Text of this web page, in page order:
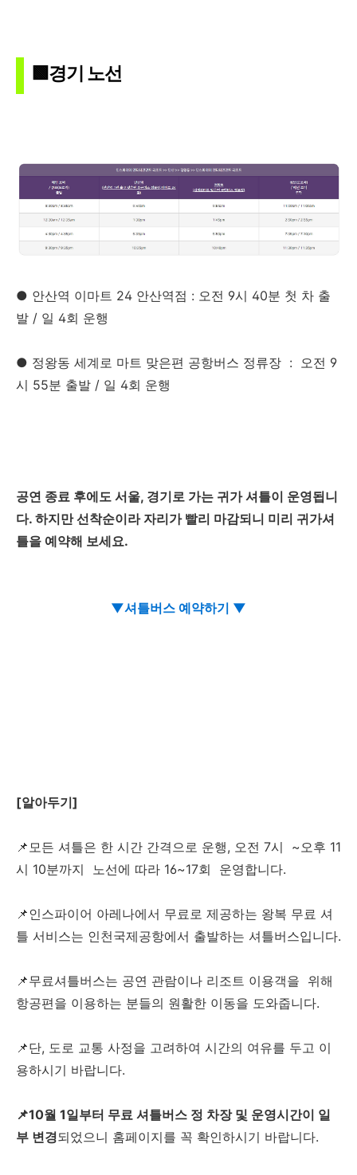
🟩경기 노선
● 안산역 이마트 24 안산역점 : 오전 9시 40분 첫 차 출
발 / 일 4회 운행
● 정왕동 세계로 마트 맞은편 공항버스 정류장 : 오전 9
시 55분 출발 / 일 4회 운행
공연 종료 후에도 서울, 경기로 가는 귀가 셔틀이 운영됩니
다. 하지만 선착순이라 자리가 빨리 마감되니 미리 귀가셔
틀을 예약해 보세요.
▼셔틀버스 예약하기 ▼
[알아두기]
📌모든 셔틀은 한 시간 간격으로 운행, 오전 7시 ~오후 11
시 10분까지 노선에 따라 16~17회 운영합니다.
📌인스파이어 아레나에서 무료로 제공하는 왕복 무료 셔
틀 서비스는 인천국제공항에서 출발하는 셔틀버스입니다.
📌무료셔틀버스는 공연 관람이나 리조트 이용객을 위해
항공편을 이용하는 분들의 원활한 이동을 도와줍니다.
📌단, 도로 교통 사정을 고려하여 시간의 여유를 두고 이
용하시기 바랍니다.
📌10월 1일부터 무료 셔틀버스 정 차장 및 운영시간이 일
부 변경되었으니 홈페이지를 꼭 확인하시기 바랍니다.